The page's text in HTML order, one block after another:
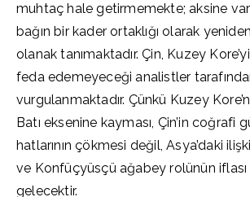
muhtaç hale getirmemekte; aksine
bağın bir kader ortaklığı olarak
olanak tanımaktadır. Çin, Kuzey
feda edemeyeceği analistler
vurgulanmaktadır. Çünkü Kuzey
Batı eksenine kayması, Çin’in coğrafi
hatlarının çökmesi değil, Asya’daki
ve Konfüçyüsçü ağabey rolünün iflası
gelecektir.